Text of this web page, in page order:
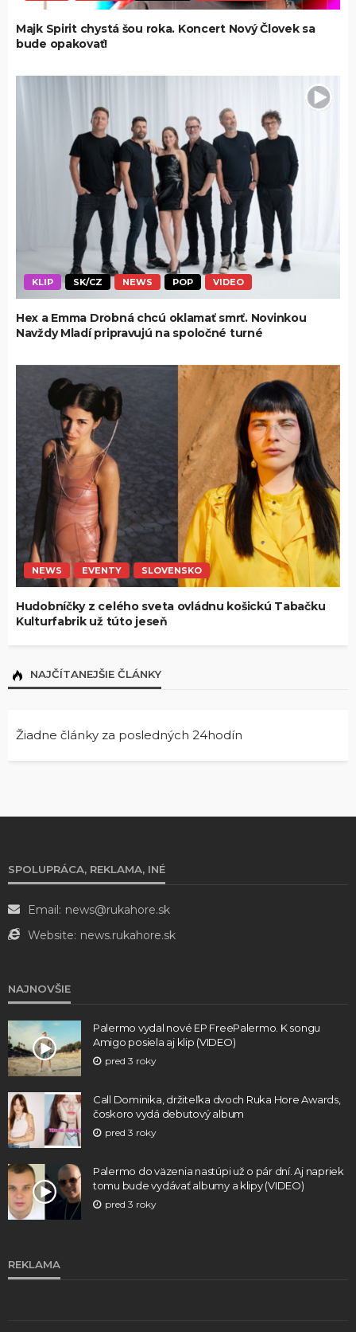
Majk Spirit chystá šou roka. Koncert Nový Človek sa
bude opakovať!
KLIP SK/CZ NEWS POP VIDEO
Hex a Emma Drobná chcú oklamať smrť. Novinkou
Navždy Mladí pripravujú na spoločné turné
NEWS EVENTY SLOVENSKO
Hudobníčky z celého sveta ovládnu košickú Tabačku
Kulturfabrik už túto jeseň
NAJČÍTANEJŠIE ČLÁNKY
Žiadne články za posledných 24hodín
SPOLUPRÁCA, REKLAMA, INÉ
Email: news@rukahore.sk
Website: news.rukahore.sk
NAJNOVŠIE
Palermo vydal nové EP FreePalermo. K songu
Amigo posiela aj klip (VIDEO)
pred 3 roky
Call Dominika, držiteľka dvoch Ruka Hore Awards,
čoskoro vydá debutový album
pred 3 roky
Palermo do väzenia nastúpi už o pár dní. Aj napriek
tomu bude vydávať albumy a klipy (VIDEO)
pred 3 roky
REKLAMA